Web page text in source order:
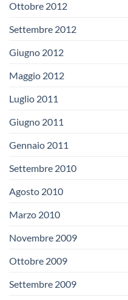
Ottobre 2012
Settembre 2012
Giugno 2012
Maggio 2012
Luglio 2011
Giugno 2011
Gennaio 2011
Settembre 2010
Agosto 2010
Marzo 2010
Novembre 2009
Ottobre 2009
Settembre 2009